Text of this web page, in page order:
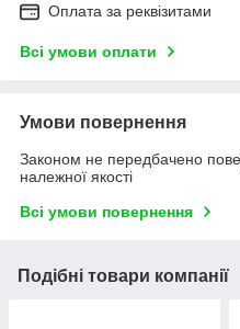
Оплата за реквізитами
Всі умови оплати
Умови повернення
Законом не передбачено
належної якості
Всі умови повернення
Подібні товари компанії